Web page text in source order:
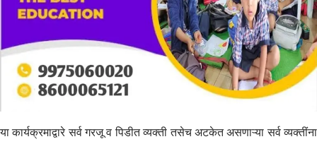
या कार्यक्रमाद्वारे सर्व गरजू व पिडीत व्यक्ती तसेच अटकेत असणाऱ्या सर्व व्यक्तींना